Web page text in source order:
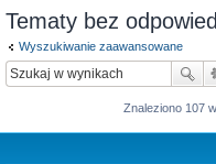
Tematy bez
Wyszukiwanie zaawansowane
Znaleziono 107